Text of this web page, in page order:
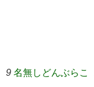
9 名無しどんぶらこ